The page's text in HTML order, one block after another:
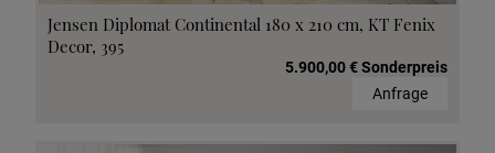
Jensen Diplomat Continental 180 x 210 cm, KT Fenix
Decor, 395
5.900,00 € Sonderpreis
Anfrage